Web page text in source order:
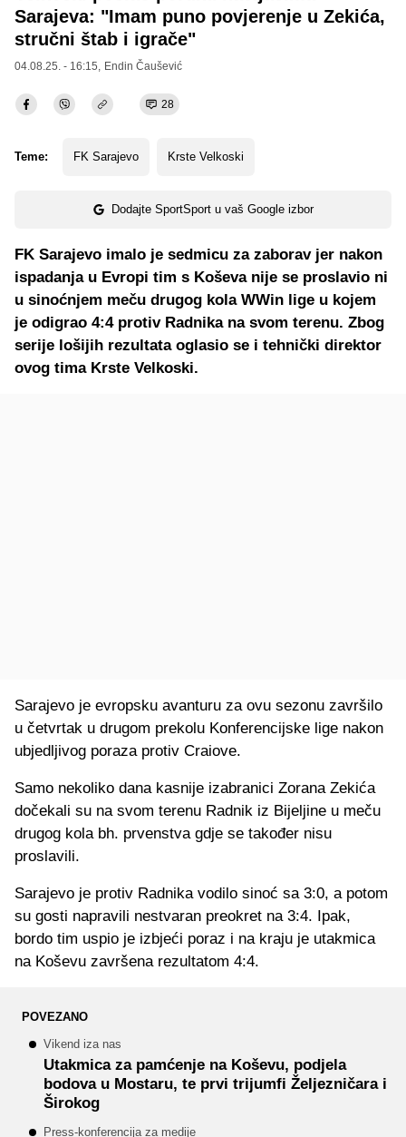
Sarajeva: "Imam puno povjerenje u Zekića,
stručni štab i igrače"
04.08.25. - 16:15, Endin Čaušević
28
Teme: FK Sarajevo Krste Velkoski
Dodajte SportSport u vaš Google izbor
FK Sarajevo imalo je sedmicu za zaborav jer nakon
ispadanja u Evropi tim s Koševa nije se proslavio ni
u sinoćnjem meču drugog kola WWin lige u kojem
je odigrao 4:4 protiv Radnika na svom terenu. Zbog
serije lošijih rezultata oglasio se i tehnički direktor
ovog tima Krste Velkoski.
Sarajevo je evropsku avanturu za ovu sezonu završilo
u četvrtak u drugom prekolu Konferencijske lige nakon
ubjedljivog poraza protiv Craiove.
Samo nekoliko dana kasnije izabranici Zorana Zekića
dočekali su na svom terenu Radnik iz Bijeljine u meču
drugog kola bh. prvenstva gdje se također nisu
proslavili.
Sarajevo je protiv Radnika vodilo sinoć sa 3:0, a potom
su gosti napravili nestvaran preokret na 3:4. Ipak,
bordo tim uspio je izbjeći poraz i na kraju je utakmica
na Koševu završena rezultatom 4:4.
POVEZANO
Vikend iza nas
Utakmica za pamćenje na Koševu, podjela
bodova u Mostaru, te prvi trijumfi Željezničara i
Širokog
Press-konferencija za medije